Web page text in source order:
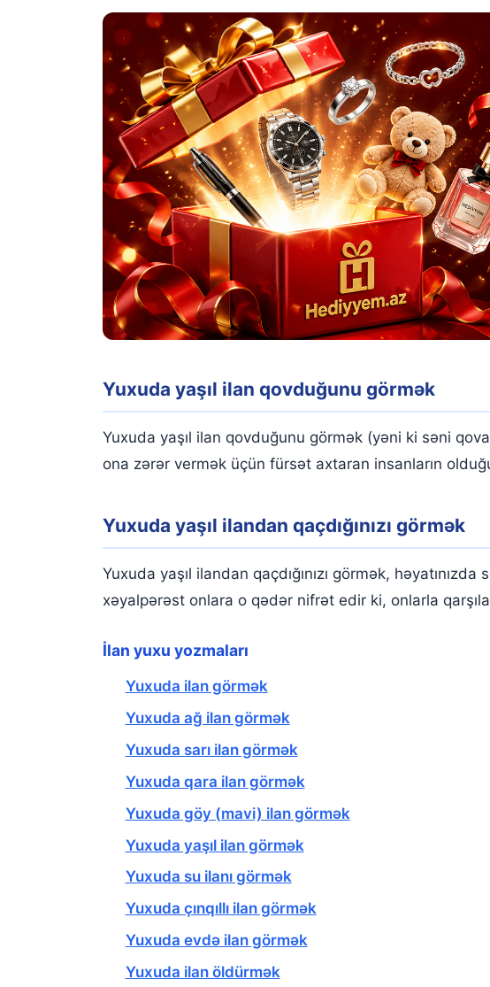
Yuxuda yaşıl ilan qovduğunu görmək
Yuxuda yaşıl ilan qovduğunu görmək (yəni ki səni
ona zərər vermək üçün fürsət axtaran insanların
Yuxuda yaşıl ilandan qaçdığınızı görmək
Yuxuda yaşıl ilandan qaçdığınızı görmək,
xəyalpərəst onlara o qədər nifrət edir ki, onlarla
İlan yuxu yozmaları
Yuxuda ilan görmək
Yuxuda ağ ilan görmək
Yuxuda sarı ilan görmək
Yuxuda qara ilan görmək
Yuxuda göy (mavi) ilan görmək
Yuxuda yaşıl ilan görmək
Yuxuda su ilanı görmək
Yuxuda çınqıllı ilan görmək
Yuxuda evdə ilan görmək
Yuxuda ilan öldürmək